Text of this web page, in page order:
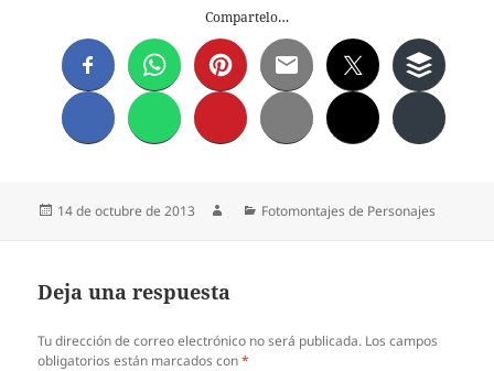
Compartelo…
Publicado
14 de octubre de 2013 Autor Categorías
Fotomontajes de Personajes
Deja una respuesta
Tu dirección de correo electrónico no será publicada. Los campos
obligatorios están marcados con*